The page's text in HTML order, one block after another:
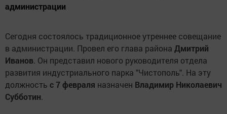
администрации
Сегодня состоялось традиционное утреннее совещание
в администрации. Провел его глава района Дмитрий
Иванов. Он представил нового руководителя отдела
развития индустриального парка "Чистополь". На эту
должность с 7 февраля назначен Владимир Николаевич
Субботин.